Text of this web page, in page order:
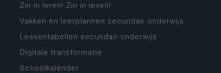
Zin in leren! Zin in leven!
Vakken en leerplannen secundair onderwijs
Lessentabellen secundair onderwijs
Digitale transformatie
Schoolkalender